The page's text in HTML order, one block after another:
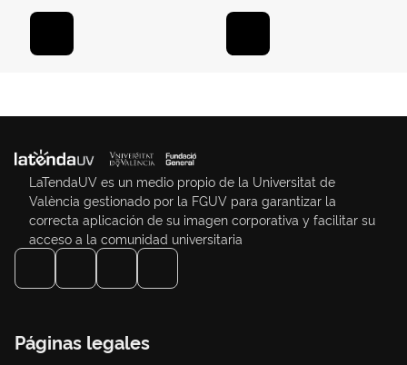
LaTendaUV es un medio propio de la Universitat de
València gestionado por la FGUV para garantizar la
correcta aplicación de su imagen corporativa y facilitar su
acceso a la comunidad universitaria
Páginas legales